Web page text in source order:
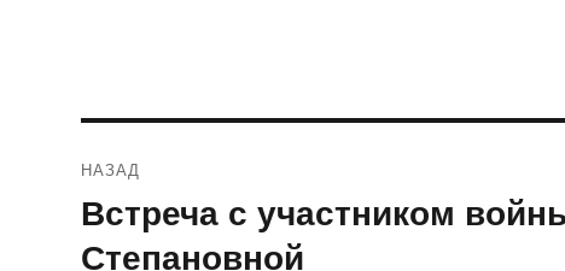
по
записям
НАЗАД
Предыдущая
запись:
Встреча с участником
Степановной